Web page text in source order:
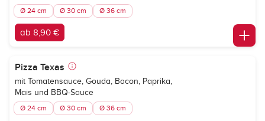
Ø 24 cm Ø 30 cm Ø 36 cm
ab 8,90 €
Pizza Texas
mit Tomatensauce, Gouda, Bacon, Paprika,
Mais und BBQ-Sauce
Ø 24 cm Ø 30 cm Ø 36 cm